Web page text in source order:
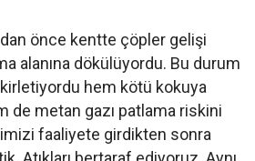
önce kentte çöpler gelişi
alanına dökülüyordu. Bu durum
kirletiyordu hem kötü kokuya
de metan gazı patlama riskini
faaliyete girdikten sonra